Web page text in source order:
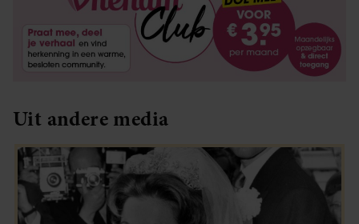
Uit andere media